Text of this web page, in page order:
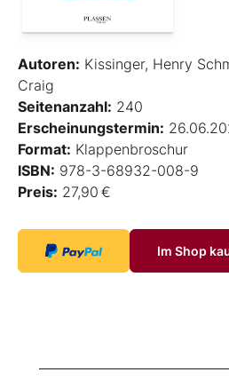
Autoren: Kissinger, Henry
Craig
Seitenanzahl: 240
Erscheinungstermin:
Format: Klappenbroschur
ISBN: 978-3-68932-008-9
Preis: 27,90 €
Im Shop